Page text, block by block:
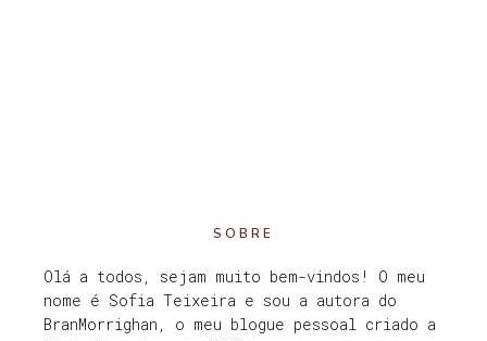
SOBRE
Olá a todos, sejam muito bem-vindos! O meu
nome é Sofia Teixeira e sou a autora do
BranMorrighan, o meu blogue pessoal criado a